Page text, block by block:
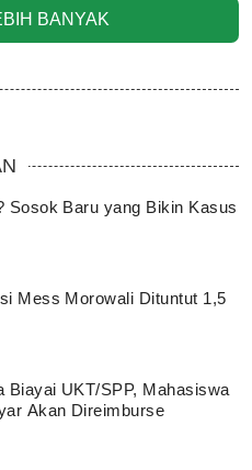
BANYAK
Sosok Baru yang Bikin Kasus
Mess Morowali Dituntut 1,5
Biayai UKT/SPP, Mahasiswa
Akan Direimburse